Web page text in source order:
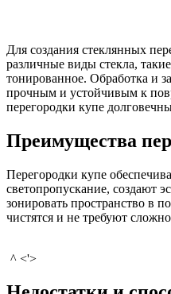
Для создания стеклянных
различные виды стекла,
тонированное. Обработка и
прочным и устойчивым к
перегородки купе
Преимущества
Перегородки купе
светопропускание, создают
зонировать пространство в
чистятся и не требуют
^ <'>